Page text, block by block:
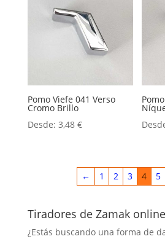
Pomo Viefe 041 Verso
Cromo Brillo
Desde: 3,48 €
← 1 2 3 4 5
Tiradores de Zamak online
¿Estás buscando una forma de